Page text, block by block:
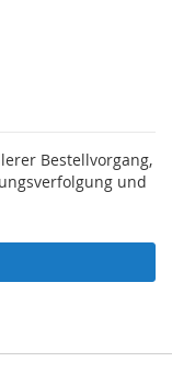
Bestellvorgang,
und